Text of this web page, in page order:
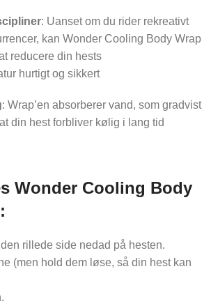
: Uanset om du rider rekreativt
kan Wonder Cooling Body Wrap
reducere din hests
hurtigt og sikkert
: Wrap’en absorberer vand, som gradvist
din hest forbliver kølig i lang tid
Wonder Cooling Body
:
rillede side nedad på hesten.
(men hold dem løse, så din hest kan